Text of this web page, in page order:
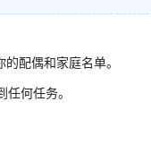
配偶和家庭名单。
何任务。